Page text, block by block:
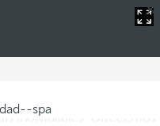
spa
Navidad con
para celebrar la
se convierte en el
inolvidables. Ofrecemos